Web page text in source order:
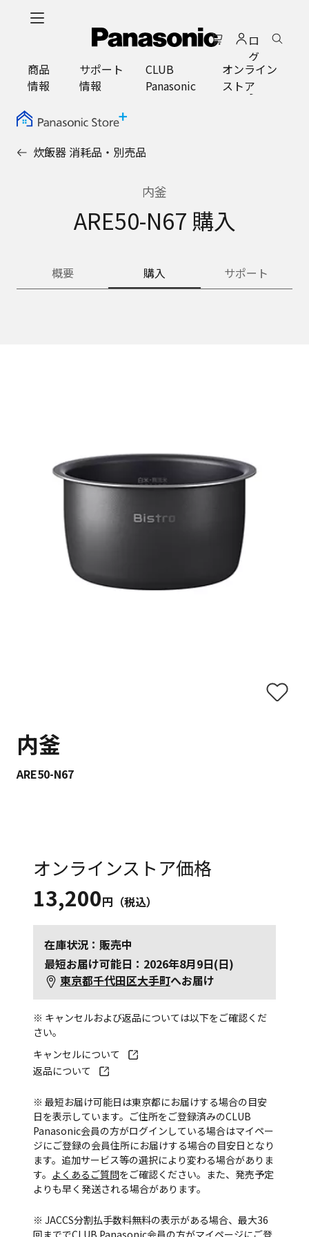
ロ
グ
イ
ン
商品
情報
サポート
情報
CLUB
Panasonic
オンライン
ストア
炊飯器 消耗品・別売品
内釜
ARE50-N67 購入
概要 購入 サポート
内釜
ARE50-N67
オンラインストア価格
13,200円（税込）
在庫状況：販売中
最短お届け可能日：2026年8月9日(日)
東京都千代田区大手町へお届け
※ キャンセルおよび返品については以下をご確認くだ
さい。
キャンセルについて
返品について
※ 最短お届け可能日は東京都にお届けする場合の目安
日を表示しています。ご住所をご登録済みのCLUB
Panasonic会員の方がログインしている場合はマイペー
ジにご登録の会員住所にお届けする場合の目安日となり
ます。追加サービス等の選択により変わる場合がありま
す。 よくあるご質問をご確認ください。また、発売予定
よりも早く発送される場合があります。
※ JACCS分割払手数料無料の表示がある場合、最大36
回まででCLUB Panasonic会員の方がマイページにご登